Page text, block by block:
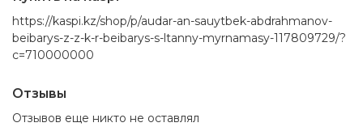
https://kaspi.kz/shop/p/audar-an-sauytbek-abdrahmanov-
beibarys-z-z-k-r-beibarys-s-ltanny-myrnamasy-117809729/?
c=710000000
Отзывы
Отзывов еще никто не оставлял